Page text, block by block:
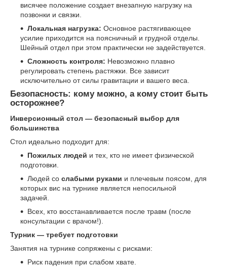
висячее положение создает внезапную нагрузку на
позвонки и связки.
Локальная нагрузка: Основное растягивающее
усилие приходится на поясничный и грудной отделы.
Шейный отдел при этом практически не задействуется.
Сложность контроля: Невозможно плавно
регулировать степень растяжки. Все зависит
исключительно от силы гравитации и вашего веса.
Безопасность: кому можно, а кому стоит быть
осторожнее?
Инверсионный стол — безопасный выбор для
большинства
Стол идеально подходит для:
Пожилых людей и тех, кто не имеет физической
подготовки.
Людей со слабыми руками и плечевым поясом, для
которых вис на турнике является непосильной
задачей.
Всех, кто восстанавливается после травм (после
консультации с врачом!).
Турник — требует подготовки
Занятия на турнике сопряжены с рисками:
Риск падения при слабом хвате.